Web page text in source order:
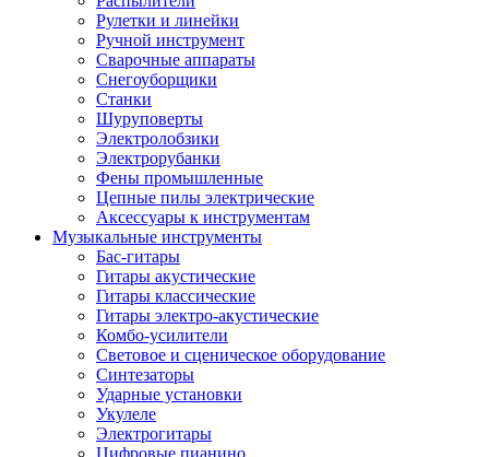
Рулетки и линейки
Ручной инструмент
Сварочные аппараты
Снегоуборщики
Станки
Шуруповерты
Электролобзики
Электрорубанки
Фены промышленные
Цепные пилы электрические
Аксессуары к инструментам
Музыкальные инструменты
Бас-гитары
Гитары акустические
Гитары классические
Гитары электро-акустические
Комбо-усилители
Световое и сценическое оборудование
Синтезаторы
Ударные установки
Укулеле
Электрогитары
Цифровые пианино